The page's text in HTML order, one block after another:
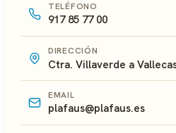
TELÉFONO
917 85 77 00
DIRECCIÓN
Ctra. Villaverde a
EMAIL
plafaus@plafaus.es